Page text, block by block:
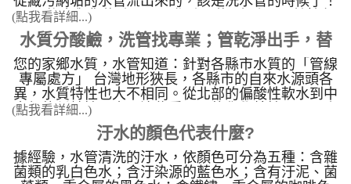
下單後會與您約時間，工作時間約2小時，屋齡較久
的房子清洗時間加長(不加價)，歡迎來留言洽詢！
(點我看詳細...)
水質分酸鹼，洗管找專業；管乾淨出手，替
您的水管洗乾淨
您的家鄉水質，水管知道：針對各縣市水質的「管線
專屬處方」 台灣地形狹長，各縣市的自來水源頭各
異，水質特性也大不相同。從北部的偏酸性軟水到中
南部的偏鹼性硬水，這些看不見的化學特性，正24小
時不間斷地影響著您家中的水管與用水設備。 北部
地區：酸性水質與鐵鏽的博弈 如雙北、基� ...
(點我看詳細...)
汙水的顏色代表什麼?
據經驗，水管清洗的汙水，依顏色可分為五種：含雜
菌類的乳白色水；含汙染源的藍色水；含有汙泥、菌